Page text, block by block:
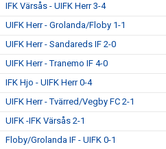
IFK Värsås - UIFK Herr 3-4
UIFK Herr - Grolanda/Floby 1-1
UIFK Herr - Sandareds IF 2-0
UIFK Herr - Tranemo IF 4-0
IFK Hjo - UIFK Herr 0-4
UIFK Herr - Tvärred/Vegby FC 2-1
UIFK -IFK Värsås 2-1
Floby/Grolanda IF - UIFK 0-1